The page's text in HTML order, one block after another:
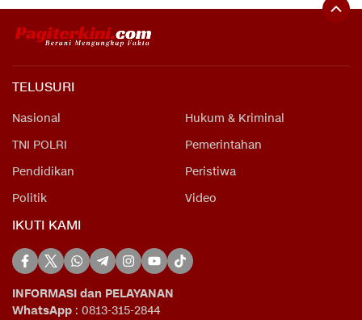
TELUSURI
Nasional
Hukum & Kriminal
TNI POLRI
Pemerintahan
Pendidikan
Peristiwa
Politik
Video
IKUTI KAMI
INFORMASI dan PELAYANAN
WhatsApp : 0813-315-2844